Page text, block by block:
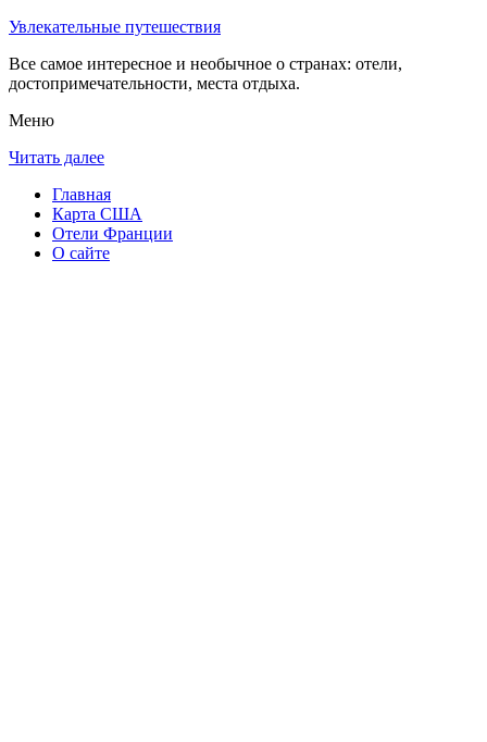
Увлекательные путешествия
Все самое интересное и необычное о странах: отели,
достопримечательности, места отдыха.
Меню
Читать далее
Главная
Карта США
Отели Франции
О сайте